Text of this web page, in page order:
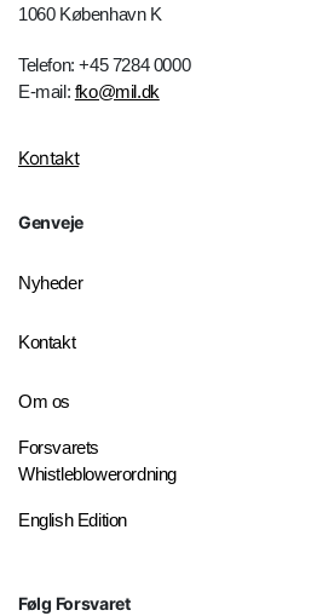
1060 København K
Telefon: +45 7284 0000
E-mail: fko@mil.dk
Kontakt
Genveje
Nyheder
Kontakt
Om os
Forsvarets
Whistleblowerordning
English Edition
Følg Forsvaret